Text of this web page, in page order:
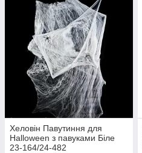
Хеловін Павутиння для
Halloween з павуками Біле
23-164/24-482